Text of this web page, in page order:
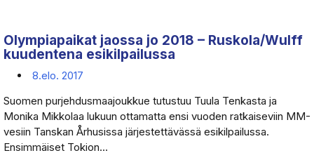
Olympiapaikat jaossa jo 2018 – Ruskola/Wulff
kuudentena esikilpailussa
8.elo. 2017
Suomen purjehdusmaajoukkue tutustuu Tuula Tenkasta ja
Monika Mikkolaa lukuun ottamatta ensi vuoden ratkaiseviin MM-
vesiin Tanskan Århusissa järjestettävässä esikilpailussa.
Ensimmäiset Tokion...